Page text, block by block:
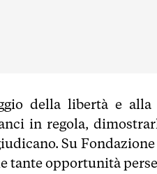
della libertà e
in regola,
Su
tante opportunità